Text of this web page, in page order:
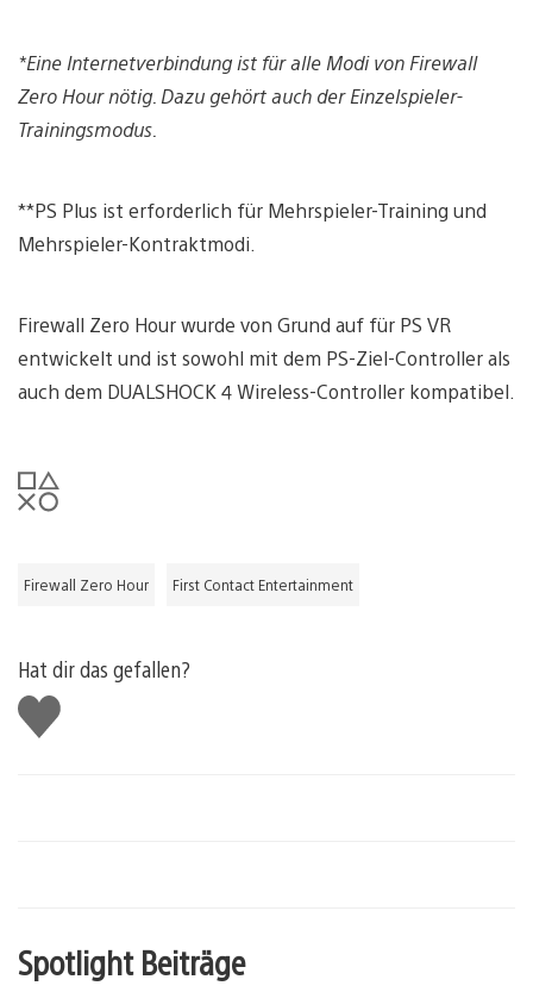
*Eine Internetverbindung ist für alle Modi von Firewall
Zero Hour nötig. Dazu gehört auch der Einzelspieler-
Trainingsmodus.
**PS Plus ist erforderlich für Mehrspieler-Training und
Mehrspieler-Kontraktmodi.
Firewall Zero Hour wurde von Grund auf für PS VR
entwickelt und ist sowohl mit dem PS-Ziel-Controller als
auch dem DUALSHOCK 4 Wireless-Controller kompatibel.
Firewall Zero Hour First Contact Entertainment
Hat dir das gefallen?
Gefällt
mir
Spotlight Beiträge